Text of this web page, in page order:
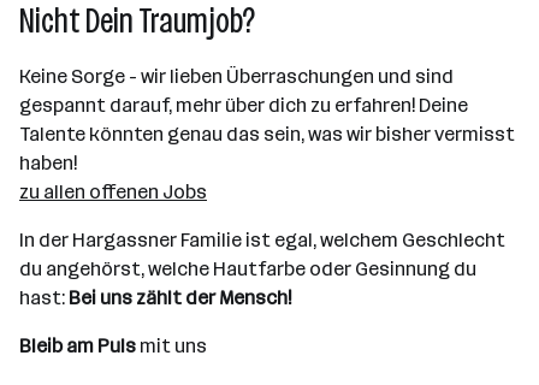
Nicht Dein Traumjob?
Keine Sorge - wir lieben Überraschungen und sind
gespannt darauf, mehr über dich zu erfahren! Deine
Talente könnten genau das sein, was wir bisher vermisst
haben!
zu allen offenen Jobs
In der Hargassner Familie ist egal, welchem Geschlecht
du angehörst, welche Hautfarbe oder Gesinnung du
hast: Bei uns zählt der Mensch!
Bleib am Puls mit uns